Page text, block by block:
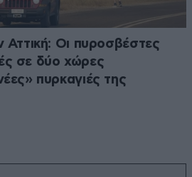
Αττική: Οι πυροσβέστες
σε δύο χώρες
πυρκαγιές της